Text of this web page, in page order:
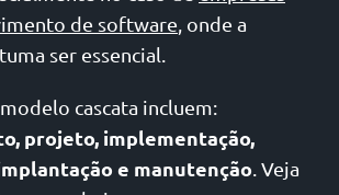
de software , onde a
ser essencial.
cascata incluem:
projeto, implementação,
e manutenção . Veja